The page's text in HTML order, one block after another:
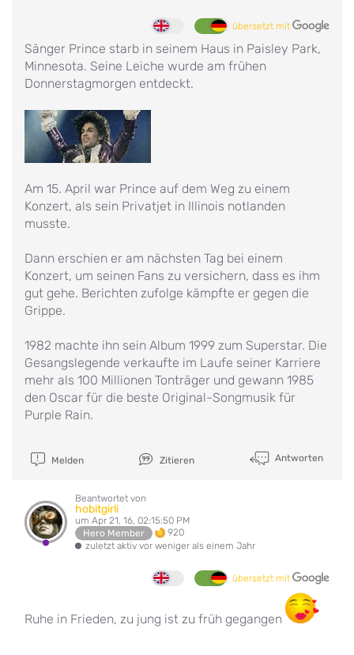
übersetzt mit
Sänger Prince starb in seinem Haus in Paisley Park,
Minnesota. Seine Leiche wurde am frühen
Donnerstagmorgen entdeckt.
Am 15. April war Prince auf dem Weg zu einem
Konzert, als sein Privatjet in Illinois notlanden
musste.
Dann erschien er am nächsten Tag bei einem
Konzert, um seinen Fans zu versichern, dass es ihm
gut gehe. Berichten zufolge kämpfte er gegen die
Grippe.
1982 machte ihn sein Album 1999 zum Superstar. Die
Gesangslegende verkaufte im Laufe seiner Karriere
mehr als 100 Millionen Tonträger und gewann 1985
den Oscar für die beste Original-Songmusik für
Purple Rain.
Melden Zitieren Antworten
Beantwortet von
hobitgirli
um Apr 21, 16, 02:15:50 PM
Hero Member
920
zuletzt aktiv vor weniger als einem Jahr
übersetzt mit
Ruhe in Frieden, zu jung ist zu früh gegangen